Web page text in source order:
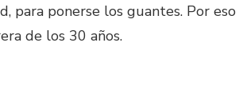
para ponerse los guantes. Por eso
de los 30 años.